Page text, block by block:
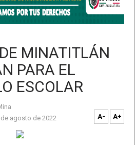
MINATITLÁN
PARA EL
ESCOLAR
agosto de 2022 A- A+